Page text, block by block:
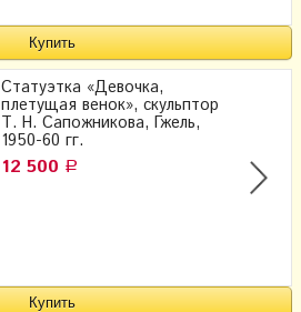
Статуэтка «Девочка,
плетущая венок», скульптор
Т. Н. Сапожникова, Гжель,
1950-60 гг.
12 500 Р